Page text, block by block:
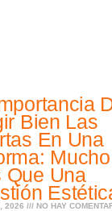
Bien Las
En Una
Mucho
Que Una
2026 NO HAY